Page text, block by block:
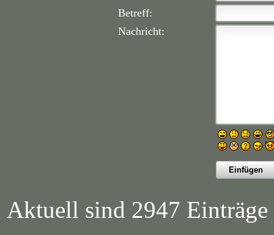
Betreff:
Nachricht:
Aktuell sind 2947 Einträge